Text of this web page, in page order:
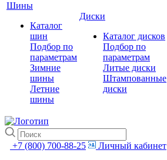
Шины
Каталог
шин
Подбор по
параметрам
Зимние
шины
Летние
шины
Диски
Каталог дисков
Подбор по
параметрам
Литые диски
Штампованные
диски
+7 (800) 700-88-25
Личный кабинет